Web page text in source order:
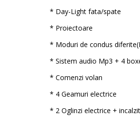
* Day-Light fata/spate
* Proiectoare
* Moduri de condus
* Sistem audio Mp3 + 4
* Comenzi volan
* 4 Geamuri electrice
* 2 Oglinzi electrice +